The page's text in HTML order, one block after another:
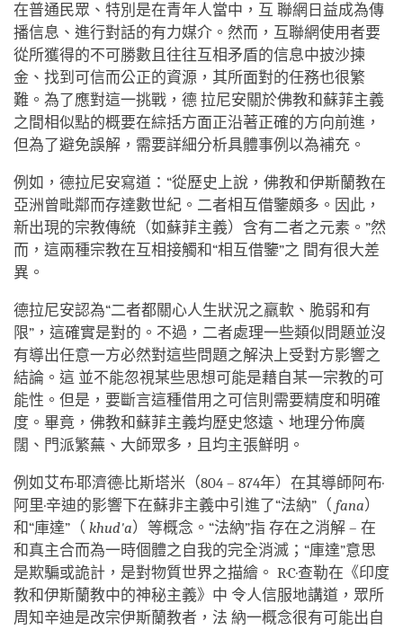
在普通民眾、特別是在青年人當中，互 聯網日益成為傳
播信息、進行對話的有力媒介。然而，互聯網使用者要
從所獲得的不可勝數且往往互相矛盾的信息中披沙揀
金、找到可信而公正的資源，其所面對的任務也很繁
難。為了應對這一挑戰，德 拉尼安關於佛教和蘇菲主義
之間相似點的概要在綜括方面正沿著正確的方向前進，
但為了避免誤解，需要詳細分析具體事例以為補充。
例如，德拉尼安寫道：“從歷史上說，佛教和伊斯蘭教在
亞洲曾毗鄰而存達數世紀。二者相互借鑒頗多。因此，
新出現的宗教傳統（如蘇菲主義）含有二者之元素。”然
而，這兩種宗教在互相接觸和“相互借鑒”之 間有很大差
異。
德拉尼安認為“二者都關心人生狀況之羸軟、脆弱和有
限”，這確實是對的。不過，二者處理一些類似問題並沒
有導出任意一方必然對這些問題之解決上受對方影響之
結論。這 並不能忽視某些思想可能是藉自某一宗教的可
能性。但是，要斷言這種借用之可信則需要精度和明確
度。畢竟，佛教和蘇菲主義均歷史悠遠、地理分佈廣
闊、門派繁蕪、大師眾多，且均主張鮮明。
例如艾布·耶濟德·比斯塔米（804 – 874年）在其導師阿布·
阿里·辛迪的影響下在蘇非主義中引進了“法納”（ fana）
和“庫達”（ khud'a）等概念。“法納”指 存在之消解 – 在
和真主合而為一時個體之自我的完全消滅；“庫達”意思
是欺騙或詭計，是對物質世界之描繪。 R·C·查勒在《印度
教和伊斯蘭教中的神秘主義》中 令人信服地講道，眾所
周知辛迪是改宗伊斯蘭教者，法 納一概念很有可能出自